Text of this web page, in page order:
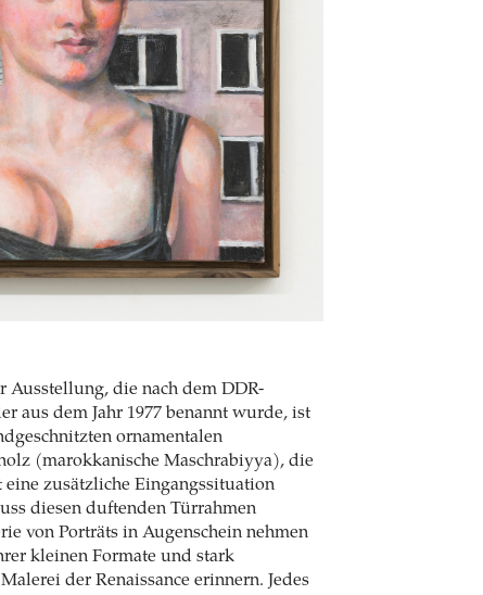
Ausstellung, die nach dem DDR-
aus dem Jahr 1977 benannt wurde, ist
ornamentalen
(marokkanische Maschrabiyya), die
zusätzliche Eingangssituation
diesen duftenden Türrahmen
von Porträts in Augenschein nehmen
kleinen Formate und stark
der Renaissance erinnern. Jedes